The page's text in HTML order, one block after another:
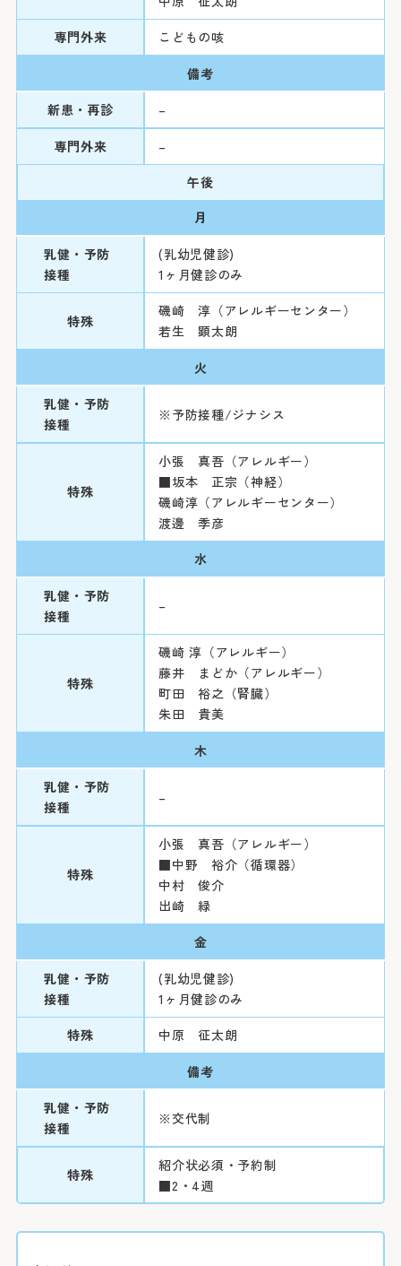
専門外来 こどもの咳
備考
新患・再診 –
専門外来 –
午後
月
乳健・予防
接種
(乳幼児健診)
1ヶ月健診のみ
特殊
磯崎 淳（アレルギーセンター）
若生 顕太朗
火
乳健・予防
接種
※予防接種/ジナシス
特殊
小張 真吾（アレルギー）
■坂本 正宗（神経）
磯崎淳（アレルギーセンター）
渡邊 季彦
水
乳健・予防
接種
–
特殊
磯崎 淳（アレルギー）
藤井 まどか（アレルギー）
町田 裕之（腎臓）
朱田 貴美
木
乳健・予防
接種
–
特殊
小張 真吾（アレルギー）
■中野 裕介（循環器）
中村 俊介
出崎 緑
金
乳健・予防
接種
(乳幼児健診)
1ヶ月健診のみ
特殊 中原 征太朗
備考
乳健・予防
接種
※交代制
特殊
紹介状必須・予約制
■2・4週